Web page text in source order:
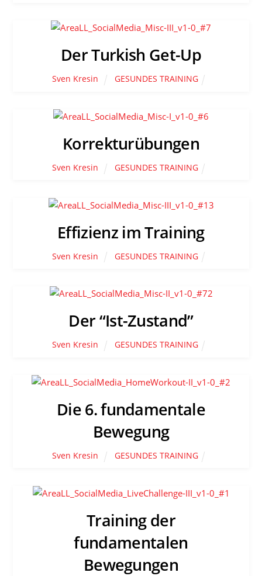
Der Turkish Get-Up
Sven Kresin GESUNDES TRAINING
Korrekturübungen
Sven Kresin GESUNDES TRAINING
Effizienz im Training
Sven Kresin GESUNDES TRAINING
Der “Ist-Zustand”
Sven Kresin GESUNDES TRAINING
Die 6. fundamentale
Bewegung
Sven Kresin GESUNDES TRAINING
Training der
fundamentalen
Bewegungen